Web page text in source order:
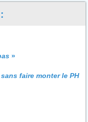
»
faire monter le PH